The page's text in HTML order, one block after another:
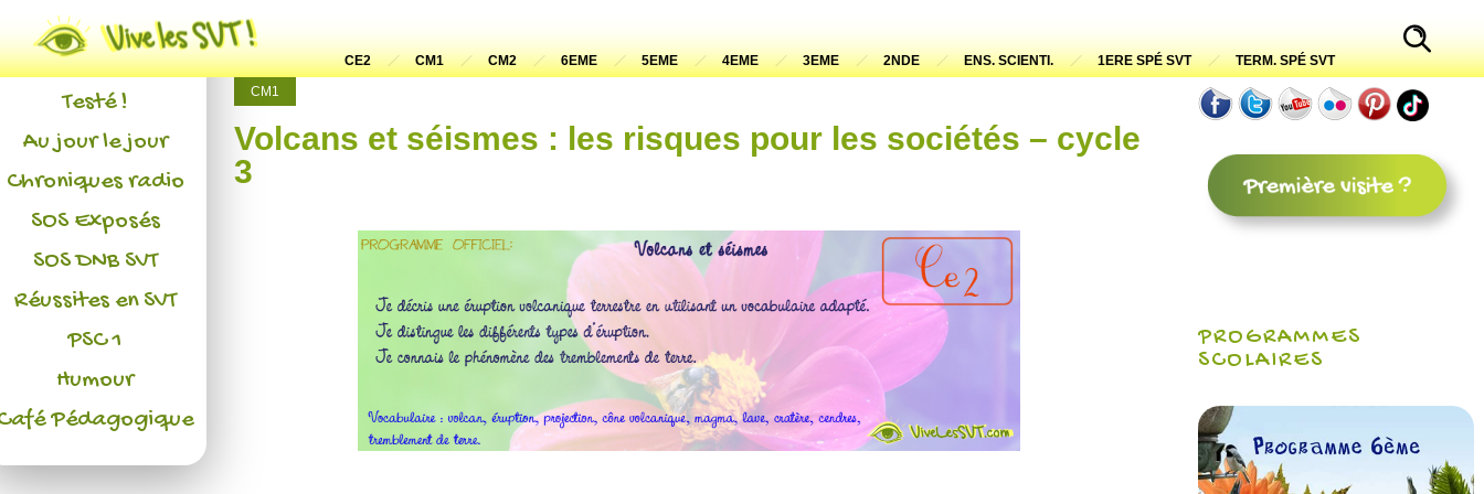
CE2 CM1 CM2 6EME 5EME 4EME 3EME 2NDE ENS. SCIENTI. 1ERE SPÉ SVT
TERM. SPÉ SVT
CM1
Volcans et séismes : les risques pour les sociétés – cycle
3
Actualités
L'association
Testé !
Au jour le jour
Chroniques radio
SOS Exposés
SOS DNB SVT
Réussites en SVT
PSC 1
Humour
Pédagogique
PROGRAMMES
SCOLAIRES